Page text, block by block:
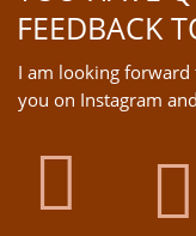
FEEDBACK
I am looking
you on Instagram
 